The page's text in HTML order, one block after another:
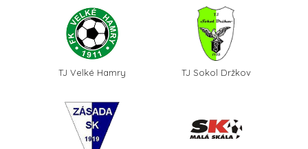
TJ Velké Hamry TJ Sokol Držkov